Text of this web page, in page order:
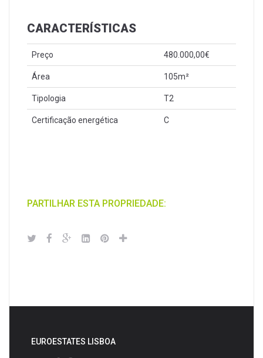
CARACTERÍSTICAS
Preço 480.000,00€
Área 105m²
Tipologia T2
Certificação energética C
PARTILHAR ESTA PROPRIEDADE:
EUROESTATES LISBOA